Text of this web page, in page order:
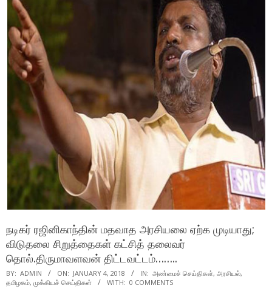
நடிகர் ரஜினிகாந்தின் மதவாத அரசியலை ஏற்க முடியாது;
விடுதலை சிறுத்தைகள் கட்சித் தலைவர்
தொல்.திருமாவளவன் திட்டவட்டம்……..
BY: ADMIN ON: JANUARY 4, 2018 IN: அண்மைச் செய்திகள், அரசியல்,
தமிழகம், முக்கியச் செய்திகள் WITH: 0 COMMENTS